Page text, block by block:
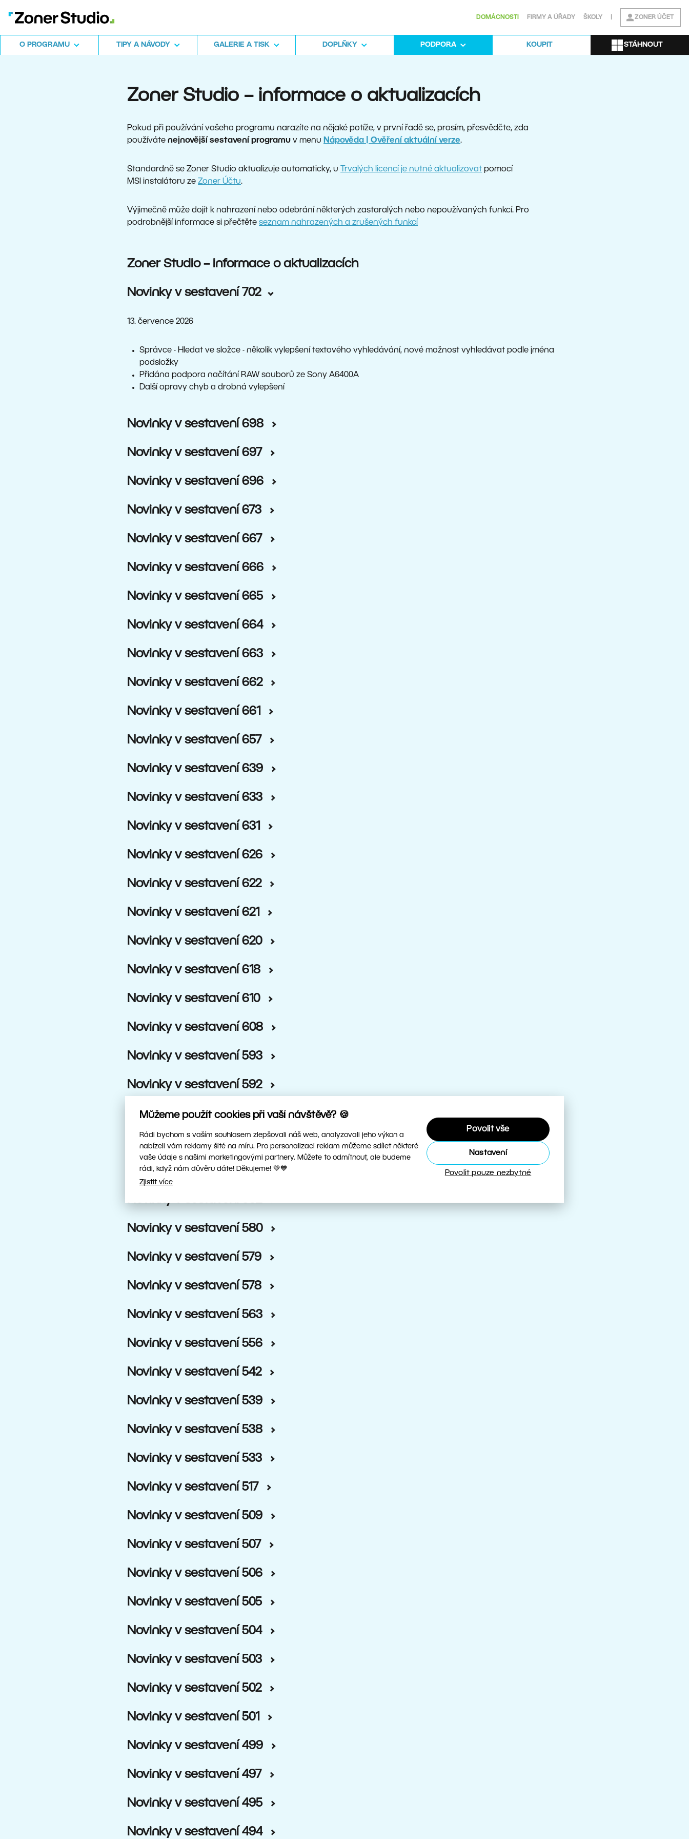
Můžeme použít cookies při vaší návštěvě? 🍪
Rádi bychom s vaším souhlasem zlepšovali náš web, analyzovali jeho výkon a
nabízeli vám reklamy šité na míru. Pro personalizaci reklam můžeme sdílet některé
vaše údaje s našimi marketingovými partnery. Můžete to odmítnout, ale budeme
rádi, když nám důvěru dáte! Děkujeme! 💚💙
Zjistit více
Povolit vše
Nastavení
Povolit pouze nezbytné
DOMÁCNOSTI FIRMY A ÚŘADY ŠKOLY ZONER ÚČET
O PROGRAMU TIPY A NÁVODY GALERIE A TISK DOPLŇKY PODPORA KOUPIT STÁHNOUT
Zoner Studio – informace o aktualizacích
Pokud při používání vašeho programu narazíte na nějaké potíže, v první řadě se, prosím, přesvědčte, zda
používátenejnovější sestavení programu v menu Nápověda | Ověření aktuální verze.
Standardně se Zoner Studio aktualizuje automaticky, u Trvalých licencí je nutné aktualizovat pomocí
MSI instalátoru zeZoner Účtu.
Výjimečně může dojít k nahrazení nebo odebrání některých zastaralých nebo nepoužívaných funkcí. Pro
podrobnější informace si přečtěteseznam nahrazených a zrušených funkcí
Zoner Studio – informace o aktualizacích
Novinky v sestavení 702
13. července 2026
Správce - Hledat ve složce - několik vylepšení textového vyhledávání, nové možnost vyhledávat podle jména
podsložky
Přidána podpora načítání RAW souborů ze Sony A6400A
Další opravy chyb a drobná vylepšení
Novinky v sestavení 698
Novinky v sestavení 697
Novinky v sestavení 696
Novinky v sestavení 673
Novinky v sestavení 667
Novinky v sestavení 666
Novinky v sestavení 665
Novinky v sestavení 664
Novinky v sestavení 663
Novinky v sestavení 662
Novinky v sestavení 661
Novinky v sestavení 657
Novinky v sestavení 639
Novinky v sestavení 633
Novinky v sestavení 631
Novinky v sestavení 626
Novinky v sestavení 622
Novinky v sestavení 621
Novinky v sestavení 620
Novinky v sestavení 618
Novinky v sestavení 610
Novinky v sestavení 608
Novinky v sestavení 593
Novinky v sestavení 592
Novinky v sestavení 591
Novinky v sestavení 589
Novinky v sestavení 584
Novinky v sestavení 582
Novinky v sestavení 580
Novinky v sestavení 579
Novinky v sestavení 578
Novinky v sestavení 563
Novinky v sestavení 556
Novinky v sestavení 542
Novinky v sestavení 539
Novinky v sestavení 538
Novinky v sestavení 533
Novinky v sestavení 517
Novinky v sestavení 509
Novinky v sestavení 507
Novinky v sestavení 506
Novinky v sestavení 505
Novinky v sestavení 504
Novinky v sestavení 503
Novinky v sestavení 502
Novinky v sestavení 501
Novinky v sestavení 499
Novinky v sestavení 497
Novinky v sestavení 495
Novinky v sestavení 494